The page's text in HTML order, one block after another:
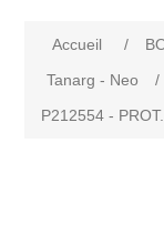
Accueil /
Tanarg - Neo
/
P212554 -